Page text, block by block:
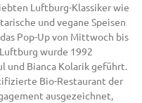
Luftburg-Klassiker wie
und vegane Speisen
Pop-Up von Mittwoch bis
wurde 1992
und Bianca Kolarik geführt.
Bio-Restaurant der
ausgezeichnet,